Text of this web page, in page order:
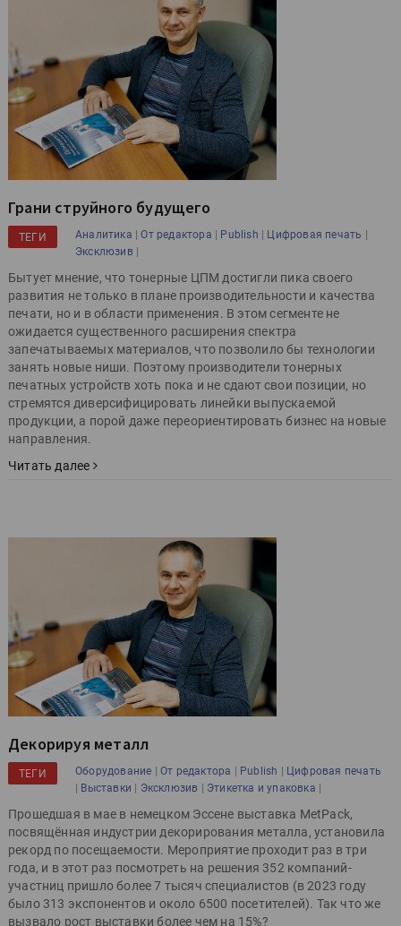
Грани струйного будущего
ТЕГИ Аналитика |От редактора | Publish | Цифровая печать |
Эксклюзив |
Бытует мнение, что тонерные ЦПМ достигли пика своего
развития не только в плане производительности и качества
печати, но и в области применения. В этом сегменте не
ожидается существенного расширения спектра
запечатываемых материалов, что позволило бы технологии
занять новые ниши. Поэтому производители тонерных
печатных устройств хоть пока и не сдают свои позиции, но
стремятся диверсифицировать линейки выпускаемой
продукции, а порой даже переориентировать бизнес на новые
направления.
Читать далее
Декорируя металл
ТЕГИ Оборудование |От редактора | Publish | Цифровая печать
| Выставки | Эксклюзив | Этикетка и упаковка |
Прошедшая в мае в немецком Эссене выставка MetPack,
посвящённая индустрии декорирования металла, установила
рекорд по посещаемости. Мероприятие проходит раз в три
года, и в этот раз посмотреть на решения 352 компаний-
участниц пришло более 7 тысяч специалистов (в 2023 году
было 313 экспонентов и около 6500 посетителей). Так что же
вызвало рост выставки более чем на 15%?